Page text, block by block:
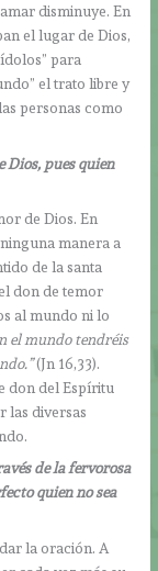
disminuye. En
el lugar de Dios,
para
el trato libre y
personas como
Dios, pues quien
de Dios. En
manera a
de la santa
don de temor
al mundo ni lo
el mundo tendréis
(Jn 16,33).
don del Espíritu
las diversas
de la fervorosa
quien no sea
la oración. A